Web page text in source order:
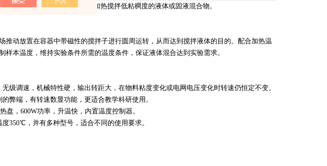
仪器，主要用于搅拌或同时加热搅拌低粘稠度的液体或固液混合物。
推动放置在容器中带磁性的搅拌子进行圆周运转，从而达到搅拌液体的目的。配合加热温
本温度，维持实验条件所需的温度条件，保证液体混合达到实验需求。
级调速，机械特性硬，输出转距大，在物料粘度变化或电网电压变化时转速仍恒定不变。
弊端，有转速数显功能，更适合教学科研使用。
盘，600W功率，升温快，内置温度控制器。
350℃，并有多种型号，适合不同的使用要求。